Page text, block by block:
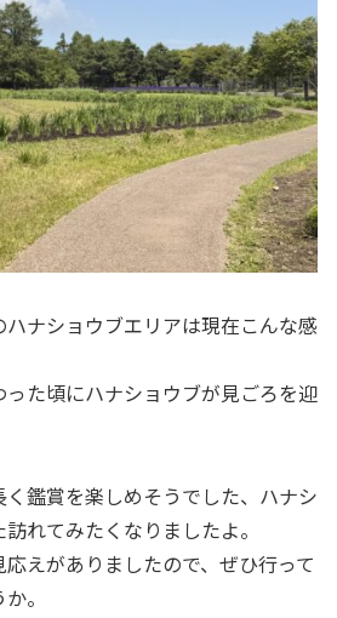
ナショウブエリアは現在こんな感
た頃にハナショウブが見ごろを迎
鑑賞を楽しめそうでした、ハナシ
れてみたくなりましたよ。
えがありましたので、ぜひ行って
。